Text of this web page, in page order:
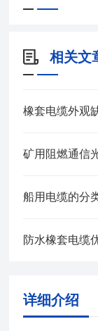
相关文
橡套电缆外观
矿用阻燃通信
船用电缆的分
防水橡套电缆
详细介绍